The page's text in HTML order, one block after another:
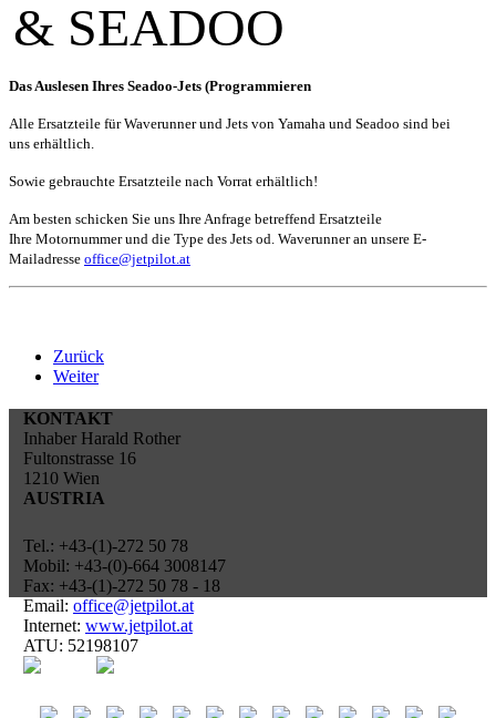
& SEADOO
Das Auslesen Ihres Seadoo-Jets (Programmieren
Alle Ersatzteile für Waverunner und Jets von Yamaha und Seadoo sind bei
uns erhältlich.
Sowie gebrauchte Ersatzteile nach Vorrat erhältlich!
Am besten schicken Sie uns Ihre Anfrage betreffend Ersatzteile
Ihre Motornummerund die Type des Jets od. Waverunner an unsere E-
Mailadresse office@jetpilot.at
Zurück
Weiter
KONTAKT
Inhaber Harald Rother
Fultonstrasse 16
1210 Wien
AUSTRIA
Tel.: +43-(1)-272 50 78
Mobil: +43-(0)-664 3008147
Fax: +43-(1)-272 50 78 - 18
Email: office@jetpilot.at
Internet: www.jetpilot.at
ATU: 52198107